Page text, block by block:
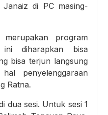
di PC masing-
program
ini diharapkan bisa
bisa terjun langsung
penyelenggaraan
Ratna.
dua sesi. Untuk sesi 1